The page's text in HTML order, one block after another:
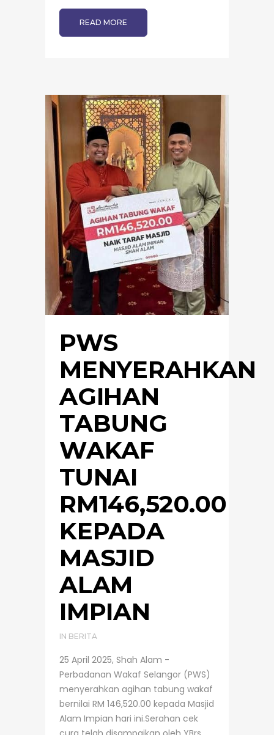
READ MORE
PWS
MENYERAHKAN
AGIHAN
TABUNG
WAKAF
TUNAI
RM146,520.00
KEPADA
MASJID
ALAM
IMPIAN
IN BERITA
25 April 2025, Shah Alam -
Perbadanan Wakaf Selangor (PWS)
menyerahkan agihan tabung wakaf
bernilai RM 146,520.00 kepada Masjid
Alam Impian hari ini.Serahan cek